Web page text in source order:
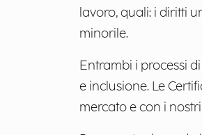
lavoro, quali: i diritti
minorile.
Entrambi i processi
e inclusione. Le
mercato e con i